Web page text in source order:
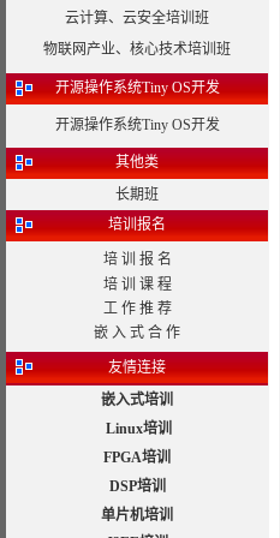
云计算、云安全培训班
物联网产业、核心技术培训班
开源操作系统Tiny OS开发
开源操作系统Tiny OS开发
其他类
长期班
培训报名
培 训 报 名
培 训 课 程
工 作 推 荐
嵌 入 式 合 作
友情连接
嵌入式培训
Linux培训
FPGA培训
DSP培训
单片机培训